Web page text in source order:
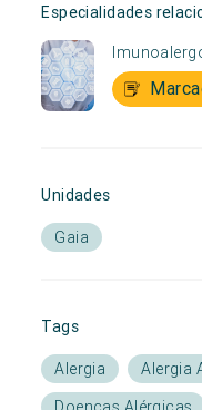
Especialidades
Unidades
Gaia
Tags
Alergia
Alergia